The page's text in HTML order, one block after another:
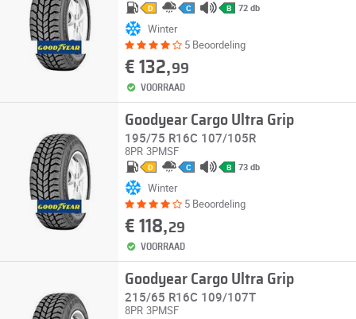
D C B 72 db
Winter
5 Beoordeling
€ 132,99
VOORRAAD
Goodyear Cargo Ultra Grip
195/75 R16C 107/105R
8PR 3PMSF
D C B 73 db
Winter
5 Beoordeling
€ 118,29
VOORRAAD
Goodyear Cargo Ultra Grip
215/65 R16C 109/107T
8PR 3PMSF